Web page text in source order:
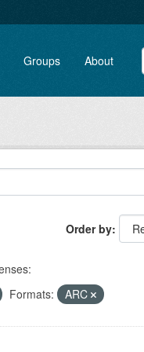
Groups About
Order by
Formats:
ARC